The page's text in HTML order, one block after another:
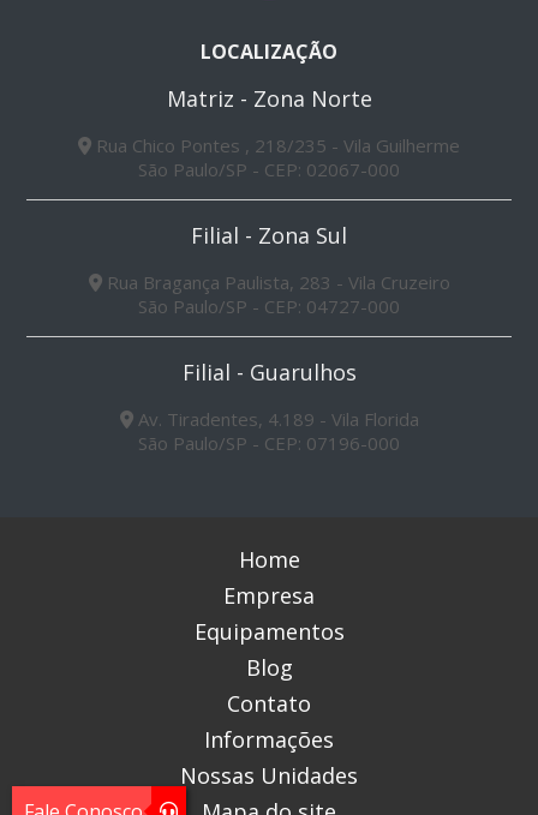
LOCALIZAÇÃO
Matriz - Zona Norte
Rua Chico Pontes , 218/235 - Vila Guilherme
São Paulo/SP - CEP: 02067-000
Filial - Zona Sul
Rua Bragança Paulista, 283 - Vila Cruzeiro
São Paulo/SP - CEP: 04727-000
Filial - Guarulhos
Av. Tiradentes, 4.189 - Vila Florida
São Paulo/SP - CEP: 07196-000
Home
Empresa
Equipamentos
Blog
Contato
Informações
Nossas Unidades